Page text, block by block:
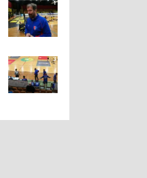
1
3